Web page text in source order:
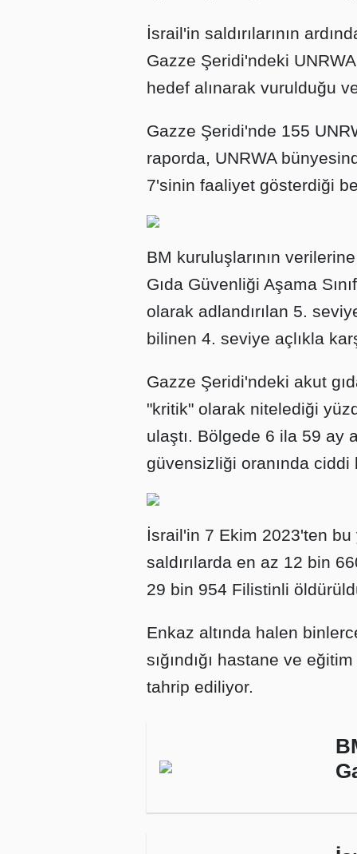
İsrail'in saldırılarının
Gazze Şeridi'ndeki
hedef alınarak vurulduğu
Gazze Şeridi'nde 155
raporda, UNRWA
7'sinin faaliyet gösterdiği
BM kuruluşlarının
Gıda Güvenliği Aşama
olarak adlandırılan 5.
bilinen 4. seviye açlıkla
Gazze Şeridi'ndeki akut
"kritik" olarak nitelediği
ulaştı. Bölgede 6 ila 59 ay
güvensizliği oranında ciddi
İsrail'in 7 Ekim 2023'ten
saldırılarda en az 12 bin
29 bin 954 Filistinli
Enkaz altında halen
sığındığı hastane ve
tahrip ediliyor.